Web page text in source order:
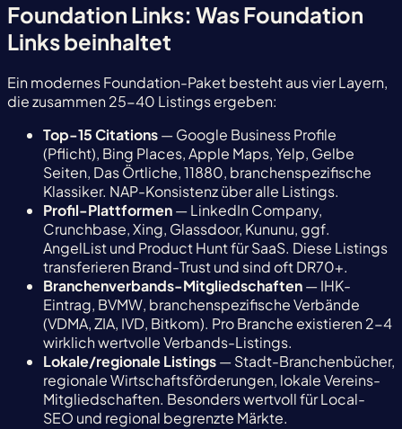
Foundation Links: Was Foundation
Links beinhaltet
Ein modernes Foundation-Paket besteht aus vier Layern,
die zusammen 25-40 Listings ergeben:
Top-15 Citations— Google Business Profile
(Pflicht), Bing Places, Apple Maps, Yelp, Gelbe
Seiten, Das Örtliche, 11880, branchenspezifische
Klassiker. NAP-Konsistenz über alle Listings.
Profil-Plattformen— LinkedIn Company,
Crunchbase, Xing, Glassdoor, Kununu, ggf.
AngelList und Product Hunt für SaaS. Diese Listings
transferieren Brand-Trust und sind oft DR70+.
Branchenverbands-Mitgliedschaften— IHK-
Eintrag, BVMW, branchenspezifische Verbände
(VDMA, ZIA, IVD, Bitkom). Pro Branche existieren 2-4
wirklich wertvolle Verbands-Listings.
Lokale/regionale Listings— Stadt-Branchenbücher,
regionale Wirtschaftsförderungen, lokale Vereins-
Mitgliedschaften. Besonders wertvoll für Local-
SEO und regional begrenzte Märkte.